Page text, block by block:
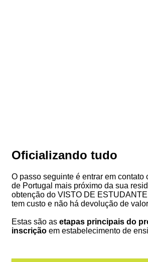
Oficializando tudo
O passo seguinte é entrar em contato
de Portugal mais próximo da sua
obtenção do VISTO DE
tem custo e não há devolução de
Estas são as etapas principais do
inscrição em estabelecimento de